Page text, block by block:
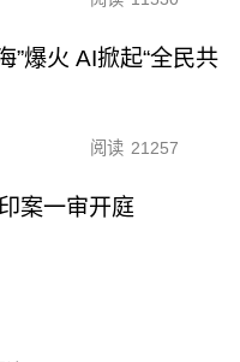
”爆火 AI掀起“全民共
阅读 21257
案一审开庭